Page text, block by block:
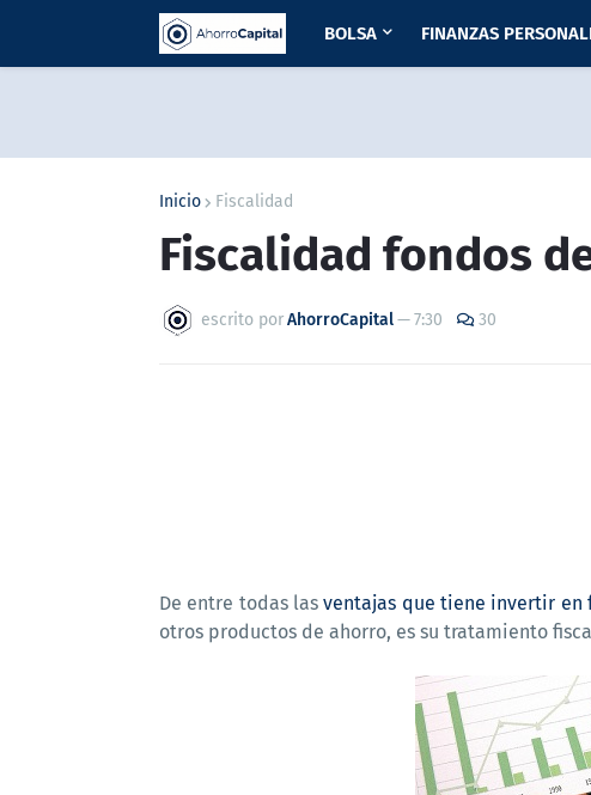
BOLSA FINANZAS
Inicio Fiscalidad
Fiscalidad fondos
escrito porAhorroCapital—7:30 30
De entre todas lasventajas que tiene invertir en
otros productos de ahorro, es su tratamiento